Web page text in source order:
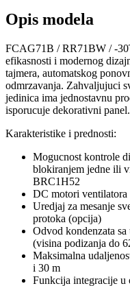
Opis modela
FCAG71B / RR71BW / -
efikasnosti i modernog
tajmera, automatskog
odmrzavanja. Zahvaljujuci
jedinica ima jednostavnu
isporucuje dekorativni panel.
Karakteristike i prednosti:
Mogucnost kontrole
blokiranjem jedne ili
BRC1H52
DC motori ventilatora
Uredjaj za mesanje
protoka (opcija)
Odvod kondenzata
(visina podizanja do
Maksimalna
i 30 m
Funkcija integracije u